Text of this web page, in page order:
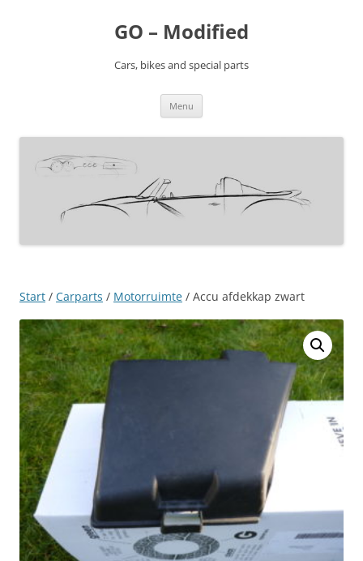
GO – Modified
Cars, bikes and special parts
Menu
Start / Carparts / Motorruimte / Accu afdekkap zwart